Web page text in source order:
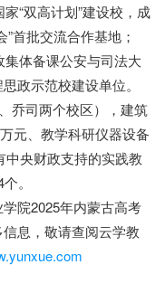
“双高计划”建设校，成
首批交流合作基地；
体备课公安与司法大
政示范校建设单位。
乔司两个校区），建筑
元、教学科研仪器设备
中央财政支持的实践教
。
院2025年内蒙古高考
息，敬请查阅云学教